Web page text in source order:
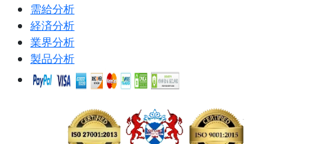
需給分析
経済分析
業界分析
製品分析